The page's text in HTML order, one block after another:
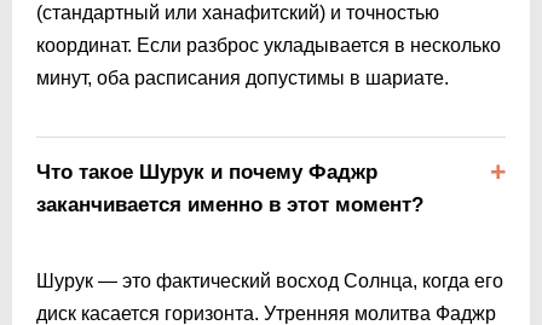
(стандартный или ханафитский) и точностью
координат. Если разброс укладывается в несколько
минут, оба расписания допустимы в шариате.
Что такое Шурук и почему Фаджр
заканчивается именно в этот момент?
Шурук — это фактический восход Солнца, когда его
диск касается горизонта. Утренняя молитва Фаджр